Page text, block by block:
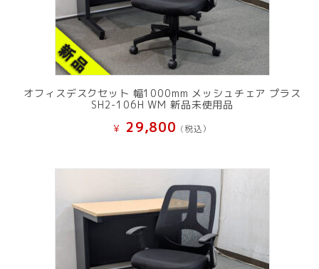
オフィスデスクセット 幅1000mm メッシュチェア プラス
SH2-106H WM 新品未使用品
¥ 29,800 (税込）